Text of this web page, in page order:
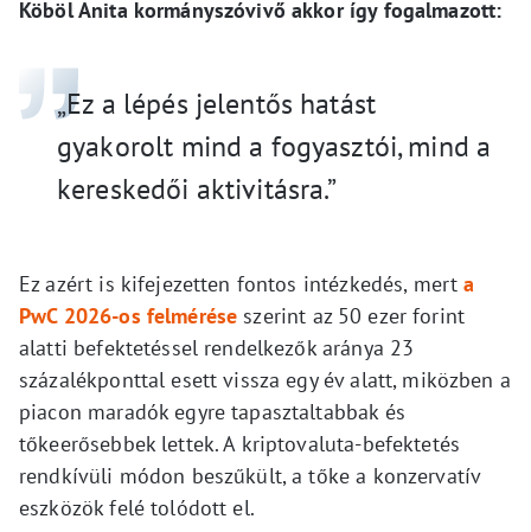
Köböl Anita kormányszóvivő akkor így fogalmazott:
„Ez a lépés jelentős hatást
gyakorolt mind a fogyasztói, mind a
kereskedői aktivitásra.”
Ez azért is kifejezetten fontos intézkedés, merta
PwC 2026-os felmérése szerint az 50 ezer forint
alatti befektetéssel rendelkezők aránya 23
százalékponttal esett vissza egy év alatt, miközben a
piacon maradók egyre tapasztaltabbak és
tőkeerősebbek lettek. A kriptovaluta-befektetés
rendkívüli módon beszűkült, a tőke a konzervatív
eszközök felé tolódott el.